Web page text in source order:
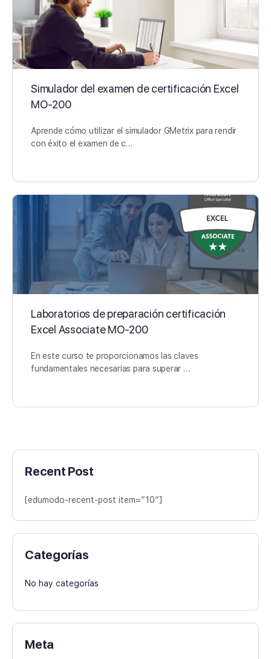
Simulador del examen de certificación Excel
MO-200
Aprende cómo utilizar el simulador GMetrix para rendir
con éxito el examen de c…
Laboratorios de preparación certificación
Excel Associate MO-200
En este curso te proporcionamos las claves
fundamentales necesarias para superar …
Recent Post
[edumodo-recent-post item=”10″]
Categorías
No hay categorías
Meta